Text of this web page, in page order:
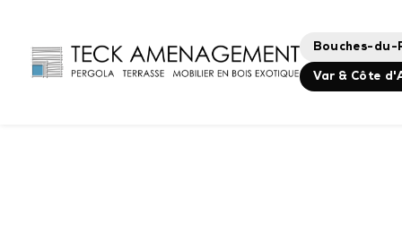
Bouches-du-
Var & Côte